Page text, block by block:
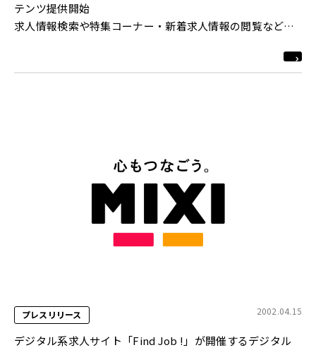
テンツ提供開始
求人情報検索や特集コーナー・新着求人情報の閲覧などが
プレスリリース 2002.04.15
デジタル系求人サイト「Find Job !」が開催するデジタル